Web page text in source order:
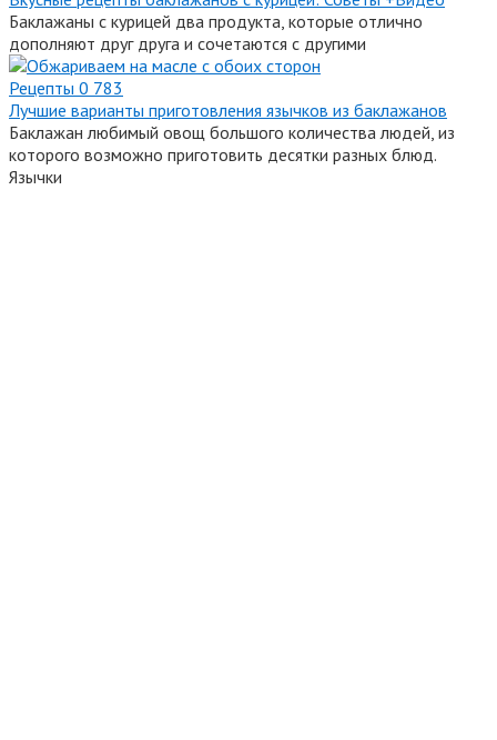
Баклажаны с курицей два продукта, которые отлично
дополняют друг друга и сочетаются с другими
Рецепты 0 783
Лучшие варианты приготовления язычков из баклажанов
Баклажан любимый овощ большого количества людей, из
которого возможно приготовить десятки разных блюд.
Язычки